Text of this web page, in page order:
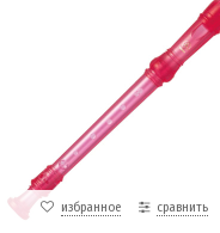
избранное сравнить